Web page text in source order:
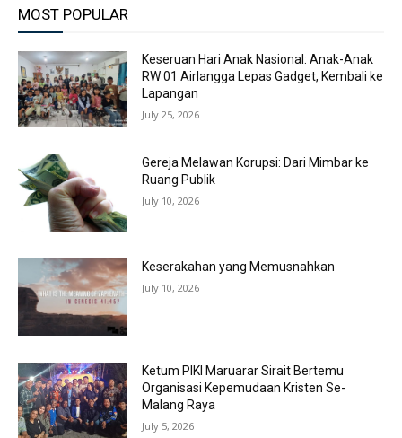
MOST POPULAR
Keseruan Hari Anak Nasional: Anak-Anak
RW 01 Airlangga Lepas Gadget, Kembali ke
Lapangan
July 25, 2026
Gereja Melawan Korupsi: Dari Mimbar ke
Ruang Publik
July 10, 2026
Keserakahan yang Memusnahkan
July 10, 2026
Ketum PIKI Maruarar Sirait Bertemu
Organisasi Kepemudaan Kristen Se-
Malang Raya
July 5, 2026